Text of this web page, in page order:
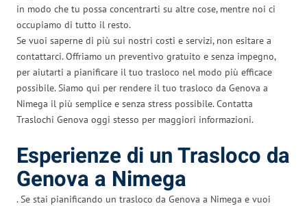
in modo che tu possa concentrarti su altre cose, mentre noi ci
occupiamo di tutto il resto.
Se vuoi saperne di più sui nostri costi e servizi, non esitare a
contattarci. Offriamo un preventivo gratuito e senza impegno,
per aiutarti a pianificare il tuo trasloco nel modo più efficace
possibile. Siamo qui per rendere il tuo trasloco da Genova a
Nimega il più semplice e senza stress possibile. Contatta
Traslochi Genova oggi stesso per maggiori informazioni.
Esperienze di un Trasloco da
Genova a Nimega
. Se stai pianificando un trasloco da Genova a Nimega e vuoi